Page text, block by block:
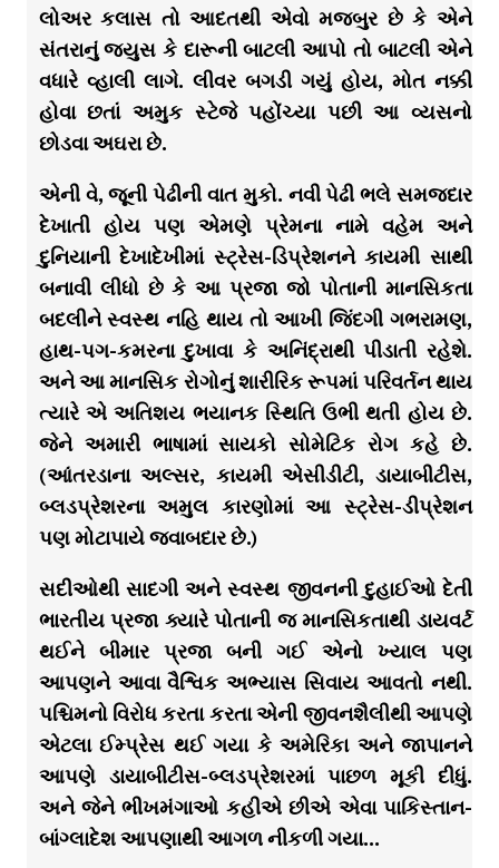
લોઅર કલાસ તો આદતથી એવો મજબુર છે કે એને
સંતરાનું જયુસ કે દારૂની બાટલી આપો તો બાટલી એને
વધારે વ્હાલી લાગે. લીવર બગડી ગયું હોય, મોત નક્કી
હોવા છતાં અમુક સ્ટેજે પહોંચ્યા પછી આ વ્યસનો
છોડવા અઘરા છે.
એની વે, જૂની પેઢીની વાત મુકો. નવી પેઢી ભલે સમજદાર
દેખાતી હોય પણ એમણે પ્રેમના નામે વહેમ અને
દુનિયાની દેખાદેખીમાં સ્ટ્રેસ-ડિપ્રેશનને કાયમી સાથી
બનાવી લીધો છે કે આ પ્રજા જો પોતાની માનસિકતા
બદલીને સ્વસ્થ નહિ થાય તો આખી જિંદગી ગભરામણ,
હાથ-પગ-કમરના દુખાવા કે અનિંદ્રાથી પીડાતી રહેશે.
અને આ માનસિક રોગોનું શારીરિક રૂપમાં પરિવર્તન થાય
ત્યારે એ અતિશય ભયાનક સ્થિતિ ઉભી થતી હોય છે.
જેને અમારી ભાષામાં સાયકો સોમેટિક રોગ કહે છે.
(આંતરડાના અલ્સર, કાયમી એસીડીટી, ડાયાબીટીસ,
બ્લડપ્રેશરના અમુલ કારણોમાં આ સ્ટ્રેસ-ડીપ્રેશન
પણ મોટાપાયે જવાબદાર છે.)
સદીઓથી સાદગી અને સ્વસ્થ જીવનની દુહાઈઓ દેતી
ભારતીય પ્રજા ક્યારે પોતાની જ માનસિકતાથી ડાયવર્ટ
થઈને બીમાર પ્રજા બની ગઈ એનો ખ્યાલ પણ
આપણને આવા વૈશ્વિક અભ્યાસ સિવાય આવતો નથી.
પશ્ચિમનો વિરોધ કરતા કરતા એની જીવનશૈલીથી આપણે
એટલા ઈમ્પ્રેસ થઈ ગયા કે અમેરિકા અને જાપાનને
આપણે ડાયાબીટીસ-બ્લડપ્રેશરમાં પાછળ મૂકી દીધું.
અને જેને ભીખમંગાઓ કહીએ છીએ એવા પાકિસ્તાન-
બાંગ્લાદેશ આપણાથી આગળ નીકળી ગયા…